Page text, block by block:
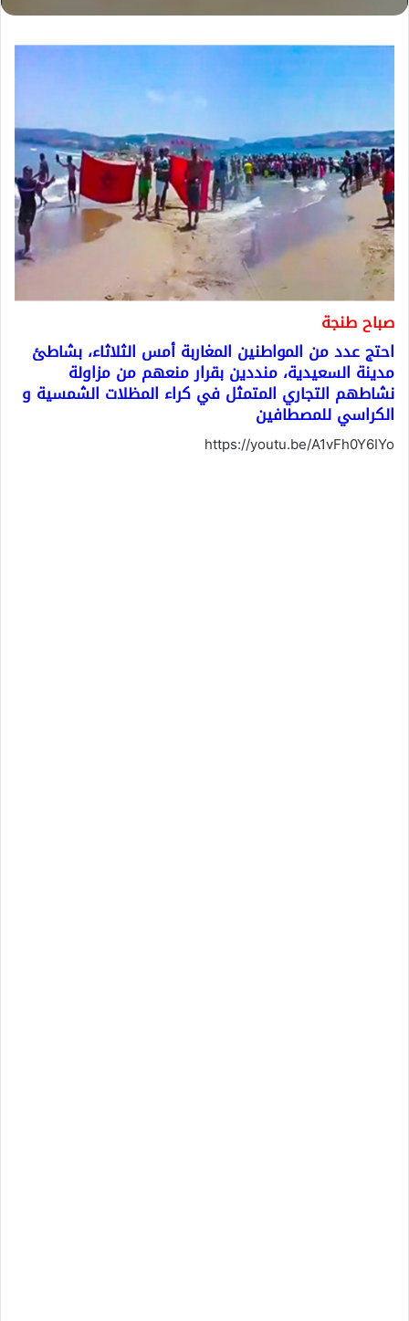
صباح طنجة
احتج عدد من المواطنين المغاربة أمس الثلاثاء، بشاطئ
مدينة السعيدية، منددين بقرار منعهم من مزاولة
نشاطهم التجاري المتمثل في كراء المظلات الشمسية و
الكراسي للمصطافين
https://youtu.be/A1vFh0Y6IYo